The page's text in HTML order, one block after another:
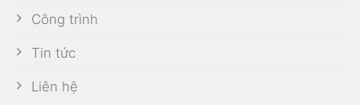
Công trình
Tin tức
Liên hệ